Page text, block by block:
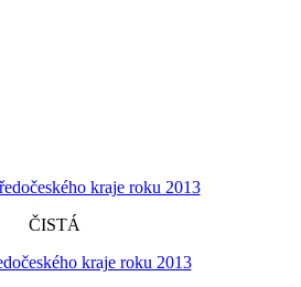
ČISTÁ
kraje roku 2013